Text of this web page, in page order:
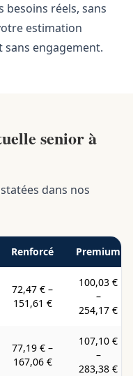
besoins réels, sans
estimation
engagement.
senior à
dans nos
Renforcé Premium
72,47 € –
151,61 €
100,03 €
–
254,17 €
77,19 € –
167,06 €
107,10 €
–
283,38 €